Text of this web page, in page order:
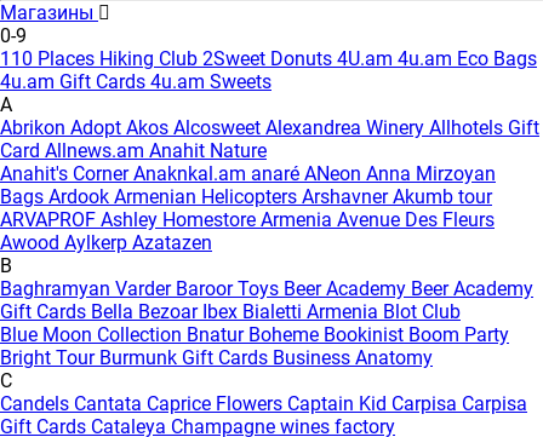
Магазины
0-9
110 Places Hiking Club 2Sweet Donuts 4U.am 4u.am Eco Bags
4u.am Gift Cards 4u.am Sweets
A
Abrikon Adopt Akos Alcosweet Alexandrea Winery Allhotels Gift
Card Allnews.am Anahit Nature
Anahit's CornerAnaknkal.am anaré ANeon Anna Mirzoyan
Bags Ardook Armenian Helicopters Arshavner Akumb tour
ARVAPROF Ashley Homestore Armenia Avenue Des Fleurs
Awood Aylkerp Azatazen
B
Baghramyan Varder Baroor Toys Beer Academy Beer Academy
Gift Cards Bella Bezoar Ibex Bialetti Armenia Blot Club
Blue Moon Collection Bnatur Boheme Bookinist Boom Party
Bright Tour Burmunk Gift Cards Business Anatomy
C
Candels Cantata Caprice Flowers Captain Kid Carpisa Carpisa
Gift Cards Cataleya Champagne wines factory